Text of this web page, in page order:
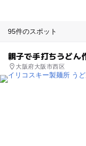
95件のスポット
親子で手打ちうどん
大阪府大阪市西区